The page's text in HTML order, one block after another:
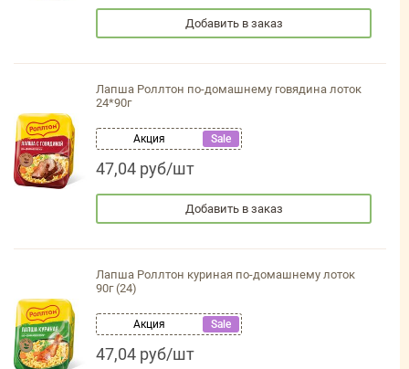
Добавить в заказ
Лапша Роллтон по-домашнему говядина лоток
24*90г
Акция Sale
47,04 руб/шт
Добавить в заказ
Лапша Роллтон куриная по-домашнему лоток
90г (24)
Акция Sale
47,04 руб/шт